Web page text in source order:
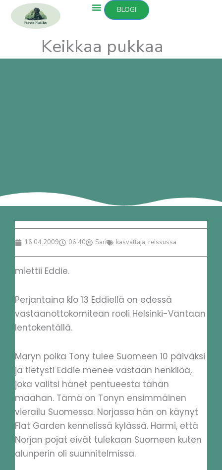
sisältöön
BLOGI
Keikkaa pukkaa
16.04.2009 06:40 Sari kasvattaja, reissussa
miettii Eddie.
Perjantaina klo 13 Eddiellä on edessä
vastaanottokomitean rooli Helsinki-Vantaan
lentokentällä.
Maryn poika Tony tulee Suomeen 10 päiväksi
ja tietysti Eddie menee vastaan henkilöä,
joka valitsi hänet pentueesta tähän
maahan. Tämä on Tonyn ensimmäinen
vierailu Suomessa. Norjassa hän on käynyt
Flat Garden kennelissä kylässä. Harmi, että
Norjan pojat eivät tulekaan Suomeen kuten
alunperin oli suunnitelmissa.